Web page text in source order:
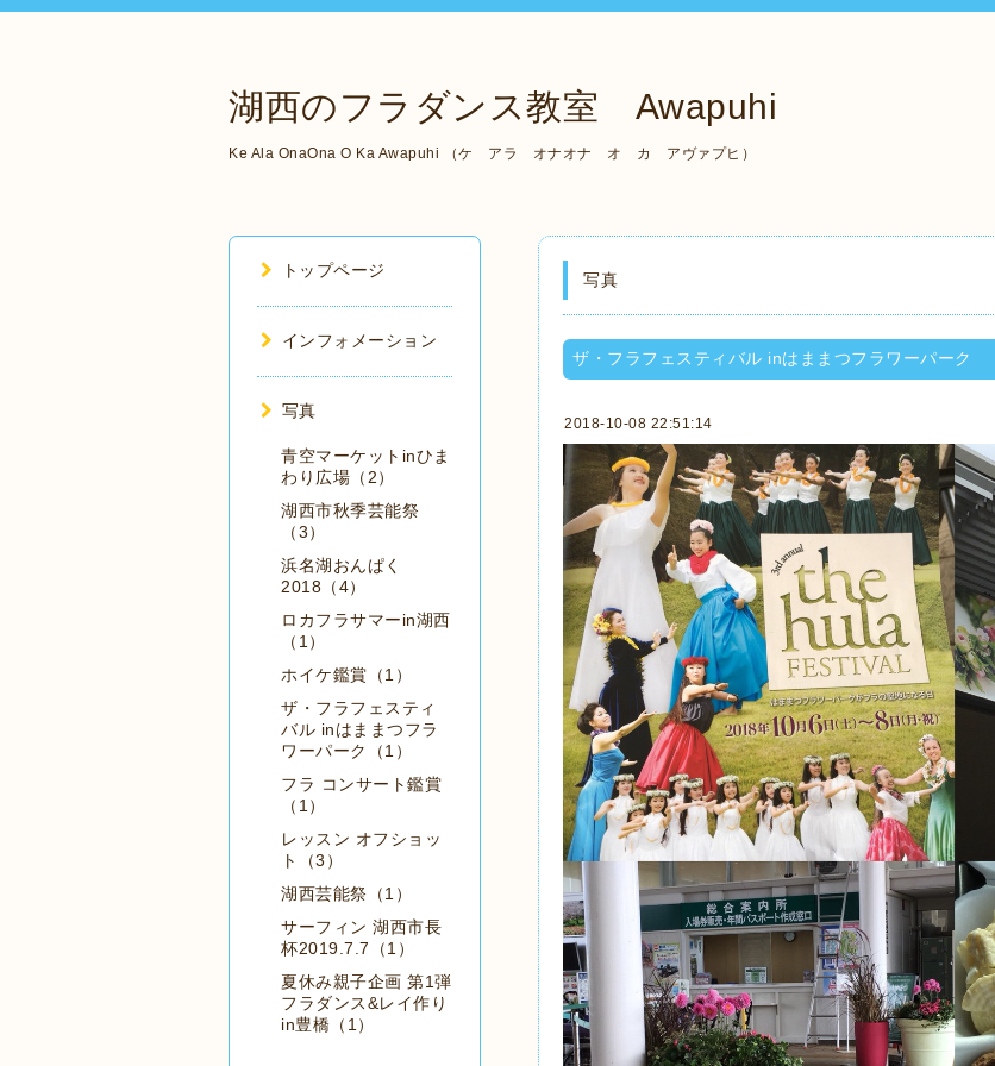
湖西のフラダンス教室 Awapuhi
Ke Ala OnaOna O Ka Awapuhi （ケ アラ オナオナ オ カ アヴァプヒ）
写真
ザ・フラフェスティバル inはままつフラワーパーク
2018-10-08 22:51:14
トップページ
インフォメーション
写真
青空マーケットinひま
わり広場（2）
湖西市秋季芸能祭
（3）
浜名湖おんぱく
2018（4）
ロカフラサマーin湖西
（1）
ホイケ鑑賞（1）
ザ・フラフェスティ
バル inはままつフラ
ワーパーク（1）
フラ コンサート鑑賞
（1）
レッスン オフショッ
ト（3）
湖西芸能祭（1）
サーフィン 湖西市長
杯2019.7.7（1）
夏休み親子企画 第1弾
フラダンス&レイ作り
in豊橋（1）